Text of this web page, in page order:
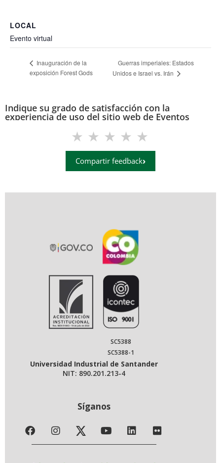
LOCAL
Evento virtual
Inauguración de la
exposición Forest Gods
Guerras imperiales: Estados
Unidos e Israel vs. Irán
Indique su grado de satisfacción con la
experiencia de uso del sitio web de Eventos